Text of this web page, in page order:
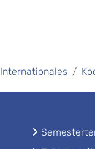
Internationales